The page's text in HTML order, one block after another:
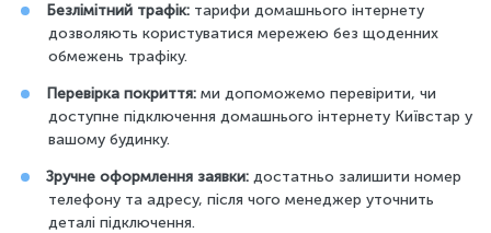
Безлімітний трафік: тарифи домашнього інтернету
дозволяють користуватися мережею без щоденних
обмежень трафіку.
Перевірка покриття: ми допоможемо перевірити, чи
доступне підключення домашнього інтернету Київстар у
вашому будинку.
Зручне оформлення заявки: достатньо залишити номер
телефону та адресу, після чого менеджер уточнить
деталі підключення.